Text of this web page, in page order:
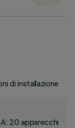
di installazione
20 apparecchi